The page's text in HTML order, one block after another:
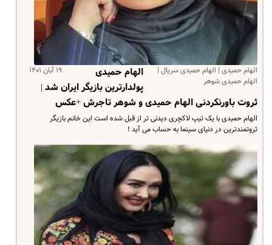
الهام حمیدی | الهام حمیدی سریال |
الهام حمیدی شوهر
۱۹ آبان ۱۴۰۱
الهام حمیدی
پولدارترین بازیگر ایران شد |
ثروت باورنکردنی الهام حمیدی و شوهر تاجرش ‌+عکس
الهام حمیدی با یک تیپ لاکچری دیدنی تر از قبل شده است این خانم بازیگر
ثروتمندترین در دنیای سینما به حساب می آید !